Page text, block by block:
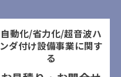
自動化/省力化/超音波ハ
ンダ付け設備事業に関す
る